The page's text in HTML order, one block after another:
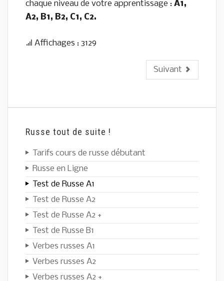
chaque niveau de votre apprentissage : A1,
A2, B1, B2, C1, C2.
Affichages : 3129
Suivant
Russe tout de suite !
Tarifs cours de russe débutant
Russe en Ligne
Test de Russe A1
Test de Russe A2
Test de Russe A2 +
Test de Russe B1
Verbes russes A1
Verbes russes A2
Verbes russes A2 +